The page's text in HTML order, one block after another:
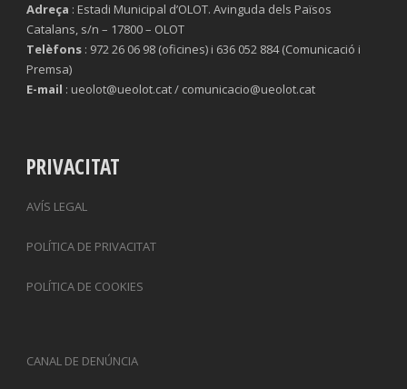
Adreça : Estadi Municipal d’OLOT. Avinguda dels Països
Catalans, s/n – 17800 – OLOT
Telèfons : 972 26 06 98 (oficines) i 636 052 884 (Comunicació i
Premsa)
E-mail : ueolot@ueolot.cat / comunicacio@ueolot.cat
PRIVACITAT
AVÍS LEGAL
POLÍTICA DE PRIVACITAT
POLÍTICA DE COOKIES
CANAL DE DENÚNCIA